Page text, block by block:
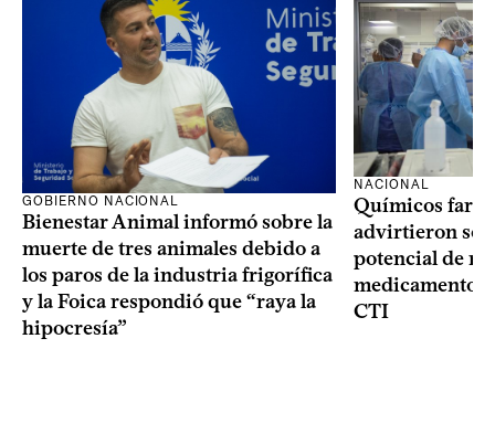
GOBIERNO NACIONAL
Bienestar Animal informó sobre la
muerte de tres animales debido a
los paros de la industria frigorífica
y la Foica respondió que “raya la
hipocresía”
NACIONAL
Químicos
advirtieron
potencial de
medicamentos
CTI